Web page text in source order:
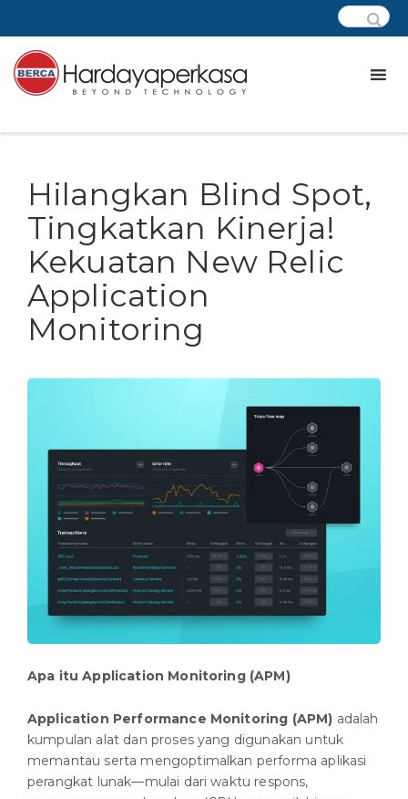
Hilangkan Blind Spot,
Tingkatkan Kinerja!
Kekuatan New Relic
Application
Monitoring
Apa itu Application Monitoring (APM)
Application Performance Monitoring (APM) adalah
kumpulan alat dan proses yang digunakan untuk
memantau serta mengoptimalkan performa aplikasi
perangkat lunak—mulai dari waktu respons,